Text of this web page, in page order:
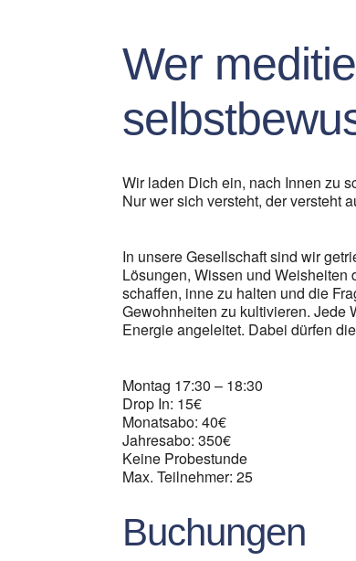
Wer
Wir laden Dich ein, nach Innen zu
Nur wer sich versteht, der versteht
In unsere Gesellschaft sind wir
Lösungen, Wissen und
schaffen, inne zu halten und die
Gewohnheiten zu kultivieren. Jede
Energie angeleitet. Dabei dürfen
Montag 17:30 – 18:30
Drop In: 15€
Monatsabo: 40€
Jahresabo: 350€
Keine Probestunde
Max. Teilnehmer: 25
Buchungen